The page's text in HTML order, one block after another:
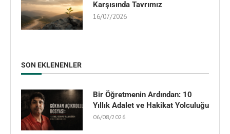
Karşısında Tavrımız
16/07/2026
SON EKLENENLER
Bir Öğretmenin Ardından: 10
Yıllık Adalet ve Hakikat Yolculuğu
06/08/2026